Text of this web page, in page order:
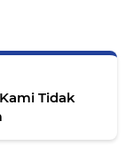
Tidak